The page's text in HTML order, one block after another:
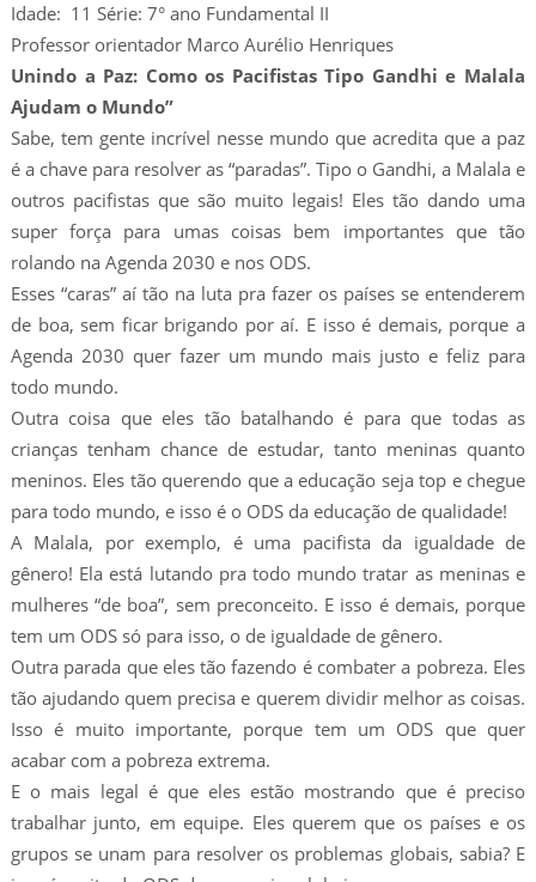
Idade: 11 Série: 7° ano Fundamental II
Professor orientador Marco Aurélio Henriques
Unindo a Paz: Como os Pacifistas Tipo Gandhi e Malala
Ajudam o Mundo”
Sabe, tem gente incrível nesse mundo que acredita que a paz
é a chave para resolver as “paradas”. Tipo o Gandhi, a Malala e
outros pacifistas que são muito legais! Eles tão dando uma
super força para umas coisas bem importantes que tão
rolando na Agenda 2030 e nos ODS.
Esses “caras” aí tão na luta pra fazer os países se entenderem
de boa, sem ficar brigando por aí. E isso é demais, porque a
Agenda 2030 quer fazer um mundo mais justo e feliz para
todo mundo.
Outra coisa que eles tão batalhando é para que todas as
crianças tenham chance de estudar, tanto meninas quanto
meninos. Eles tão querendo que a educação seja top e chegue
para todo mundo, e isso é o ODS da educação de qualidade!
A Malala, por exemplo, é uma pacifista da igualdade de
gênero! Ela está lutando pra todo mundo tratar as meninas e
mulheres “de boa”, sem preconceito. E isso é demais, porque
tem um ODS só para isso, o de igualdade de gênero.
Outra parada que eles tão fazendo é combater a pobreza. Eles
tão ajudando quem precisa e querem dividir melhor as coisas.
Isso é muito importante, porque tem um ODS que quer
acabar com a pobreza extrema.
E o mais legal é que eles estão mostrando que é preciso
trabalhar junto, em equipe. Eles querem que os países e os
grupos se unam para resolver os problemas globais, sabia? E